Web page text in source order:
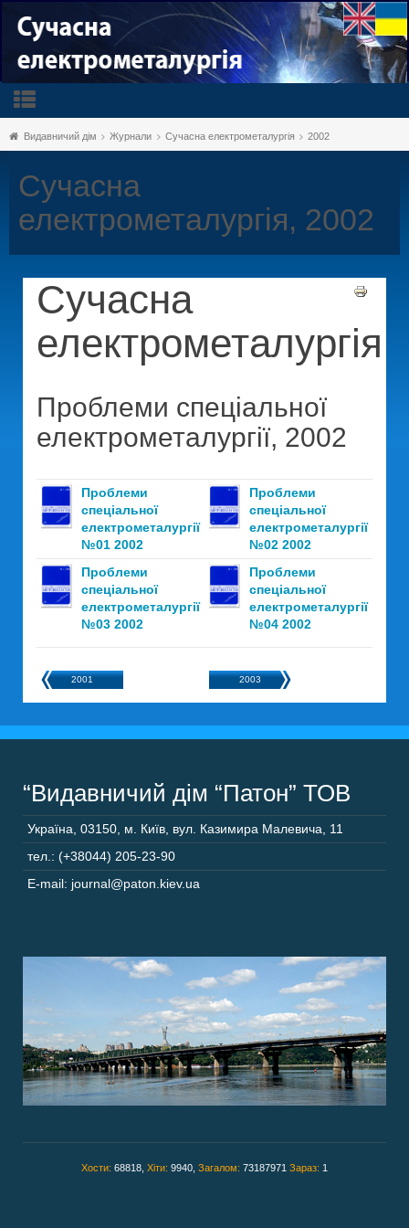
Видавничий дім Журнали Сучасна електрометалургія 2002
Сучасна
електрометалургія, 2002
Сучасна
електрометалургія
Проблеми спеціальної
електрометалургії, 2002
Проблеми
спеціальної
електрометалургії
№01 2002
Проблеми
спеціальної
електрометалургії
№02 2002
Проблеми
спеціальної
електрометалургії
№03 2002
Проблеми
спеціальної
електрометалургії
№04 2002
2001 2003
“Видавничий дім “Патон” ТОВ
Україна 03150 м. Київ, вул. Казимира Малевича, 11
тел.: (+38044) 205-23-90
E-mail: journal@paton.kiev.ua
Хости: 68818, Хіти: 9940, Загалом: 73187971 Зараз: 1